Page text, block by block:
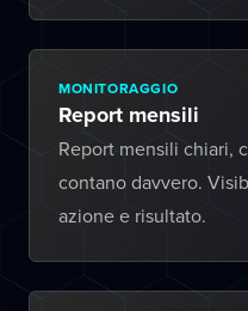
MONITORAGGIO
Report mensili
Report mensili chiari,
contano davvero.
azione e risultato.